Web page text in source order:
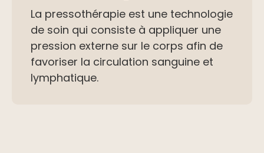
La pressothérapie est une technologie
de soin qui consiste à appliquer une
pression externe sur le corps afin de
favoriser la circulation sanguine et
lymphatique.